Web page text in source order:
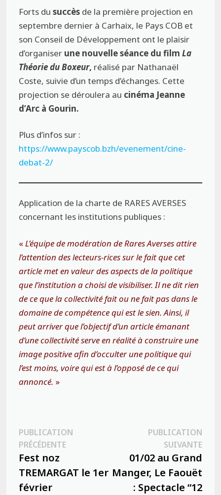
Forts dusuccès de la première projection en
septembre dernier à Carhaix, le Pays COB et
son Conseil de Développement ont le plaisir
d’organiser une nouvelle séance du filmLa
Théorie du Boxeur, réalisé par Nathanaël
Coste, suivie d’un temps d’échanges. Cette
projection se déroulera au cinéma Jeanne
d’Arc à Gourin.
Plus d’infos sur :
https://www.payscob.bzh/evenement/cine-
debat-2/
Application de la charte de RARES AVERSES
concernant les institutions publiques :
«L’équipe de modération de Rares Averses attire
l’attention des lecteurs-rices sur le fait que cet
article met en valeur des aspects de la politique
que l’institution a choisi de visibiliser. Il ne dit rien
de ce que la collectivité fait ou ne fait pas dans le
domaine de compétence qui est le sien. Ainsi, il
peut arriver que l’objectif d’un article émanant
d’une collectivité serve en réalité à construire une
image positive afin d’occulter une politique qui
l’est moins, voire qui est à l’opposé de ce qui
annoncé. »
Navigation
de
l’article
PUBLICATION
PRÉCÉDENTEPublication
Fest noz
TREMARGAT le 1er
février
PUBLICATION
SUIVANTE
01/02 au Grand
Manger, Le Faouët
: Spectacle “12